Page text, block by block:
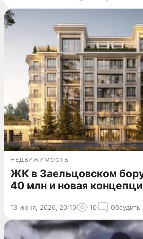
НЕДВИЖИМОСТЬ
ЖК в Заельцовском
40 млн и новая
13 июня, 2026, 20:10 10 Обсудить